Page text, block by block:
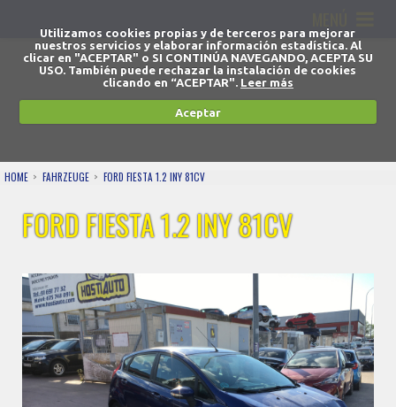
Utilizamos cookies propias y de terceros para mejorar
nuestros servicios y elaborar información estadística. Al
clicar en "ACEPTAR" o SI CONTINÚA NAVEGANDO, ACEPTA SU
USO. También puede rechazar la instalación de cookies
clicando en “ACEPTAR". Leer más
Aceptar
HOME FAHRZEUGE FORD FIESTA 1.2 INY 81CV
FORD FIESTA 1.2 INY 81CV